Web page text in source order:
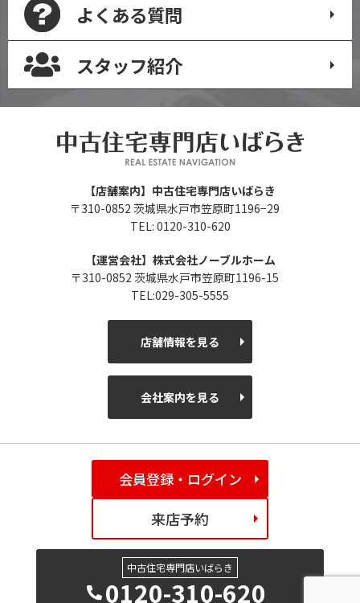
よくある質問
スタッフ紹介
【店舗案内】中古住宅専門店いばらき
〒310-0852 茨城県水戸市笠原町1196−29
TEL: 0120-310-620
【運営会社】株式会社ノーブルホーム
〒310-0852 茨城県水戸市笠原町1196-15
TEL:029-305-5555
店舗情報を見る
会社案内を見る
会員登録・ログイン
来店予約
中古住宅専門店いばらき
0120-310-620